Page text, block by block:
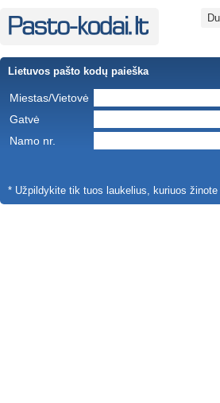
Lietuvos pašto kodų paieška
Miestas/Vietovė
Gatvė
Namo nr.
* Užpildykite tik tuos laukelius, kuriuos žinote